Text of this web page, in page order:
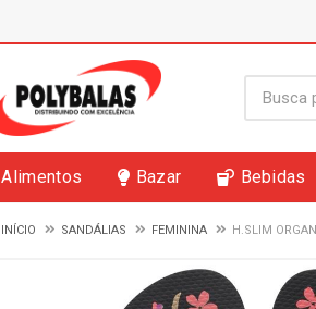
Alimentos Bazar Bebidas
INÍCIO SANDÁLIAS FEMININA H.SLIM